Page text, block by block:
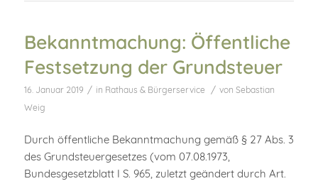
Bekanntmachung: Öffentliche
Festsetzung der Grundsteuer
16. Januar 2019 / in Rathaus & Bürgerservice / von Sebastian
Weig
Durch öffentliche Bekanntmachung gemäß § 27 Abs. 3
des Grundsteuergesetzes (vom 07.08.1973,
Bundesgesetzblatt I S. 965, zuletzt geändert durch Art.